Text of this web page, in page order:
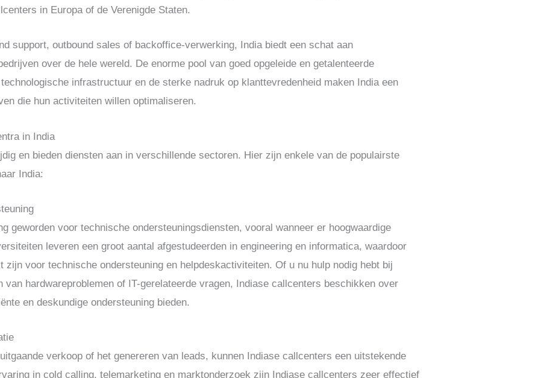
in Europa of de Verenigde Staten.
support, outbound sales of backoffice-verwerking, India biedt een schat aan
over de hele wereld. De enorme pool van goed opgeleide en getalenteerde
infrastructuur en de sterke nadruk op klanttevredenheid maken India een
die hun activiteiten willen optimaliseren.
in India
en bieden diensten aan in verschillende sectoren. Hier zijn enkele van de populairste
India:
geworden voor technische ondersteuningsdiensten, vooral wanneer er hoogwaardige
leveren een groot aantal afgestudeerden in engineering en informatica, waardoor
voor technische ondersteuning en helpdeskactiviteiten. Of u nu hulp nodig hebt bij
van hardwareproblemen of IT-gerelateerde vragen, Indiase callcenters beschikken over
en deskundige ondersteuning bieden.
verkoop of het genereren van leads, kunnen Indiase callcenters een uitstekende
in cold calling, telemarketing en marktonderzoek zijn Indiase callcenters zeer effectief